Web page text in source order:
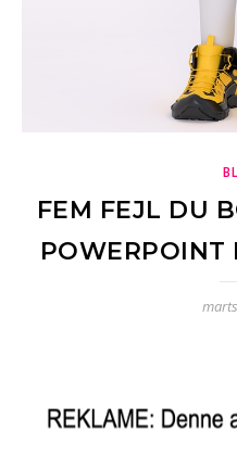
FEM FEJL DU